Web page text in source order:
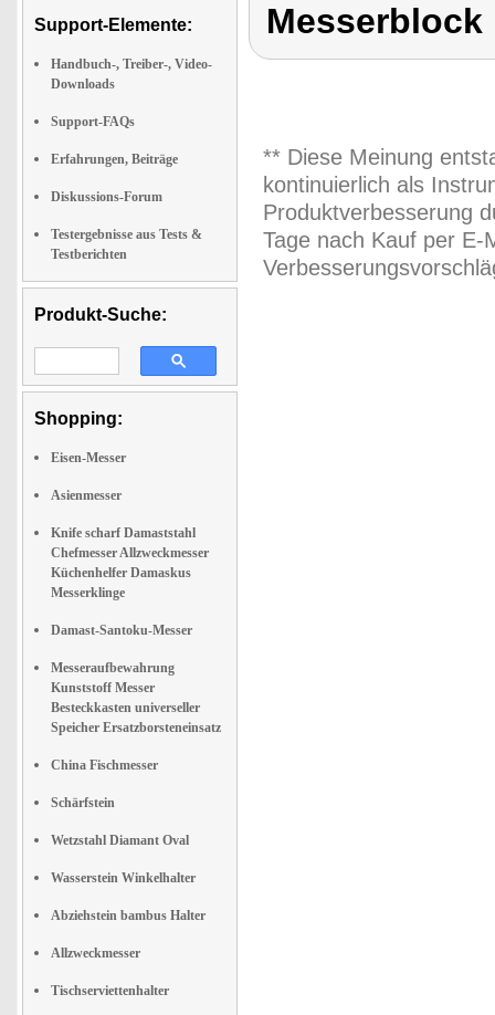
Support-Elemente:
Handbuch-, Treiber-, Video-
Downloads
Support-FAQs
Erfahrungen, Beiträge
Diskussions-Forum
Testergebnisse aus Tests &
Testberichten
Produkt-Suche:
Shopping:
Eisen-Messer
Asienmesser
Knife scharf Damaststahl
Chefmesser Allzweckmesser
Küchenhelfer Damaskus
Messerklinge
Damast-Santoku-Messer
Messeraufbewahrung
Kunststoff Messer
Besteckkasten universeller
Speicher Ersatzborsteneinsatz
China Fischmesser
Schärfstein
Wetzstahl Diamant Oval
Wasserstein Winkelhalter
Abziehstein bambus Halter
Allzweckmesser
Tischserviettenhalter
Messerblock
** Diese Meinung
kontinuierlich als
Produktverbesserung
Tage nach Kauf per E-